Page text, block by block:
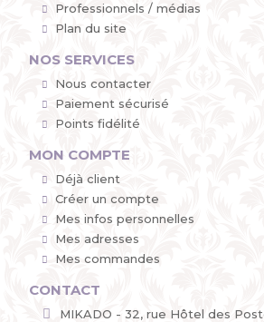
Professionnels / médias
Plan du site
NOS SERVICES
Nous contacter
Paiement sécurisé
Points fidélité
MON COMPTE
Déjà client
Créer un compte
Mes infos personnelles
Mes adresses
Mes commandes
CONTACT
MIKADO - 32, rue Hôtel des